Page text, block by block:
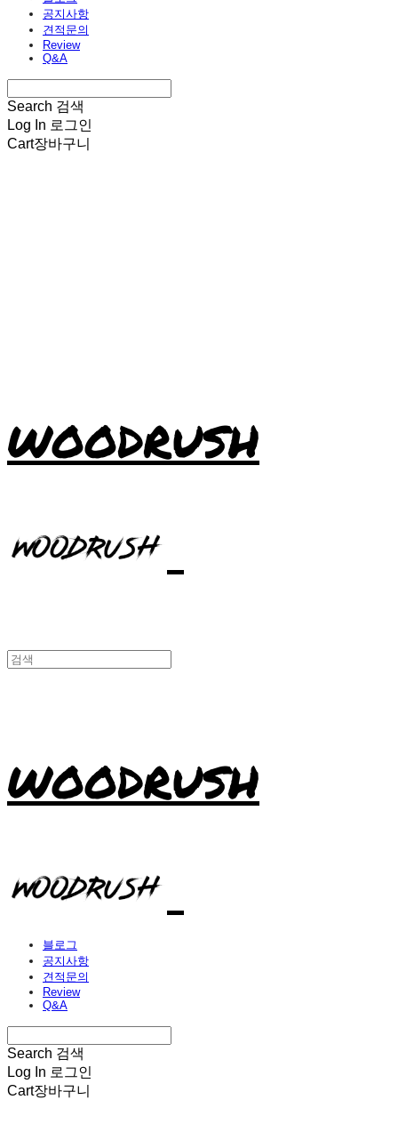
공지사항
견적문의
Review
Q&A
Search 검색
Log In 로그인
Cart장바구니
WOODRUSH
WOODRUSH
블로그
공지사항
견적문의
Review
Q&A
Search 검색
Log In 로그인
Cart장바구니